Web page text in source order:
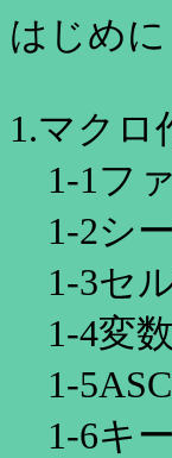
はじめに
1.マクロ
1-1フ
1-2シ
1-3セ
1-4変
1-
1-6キ